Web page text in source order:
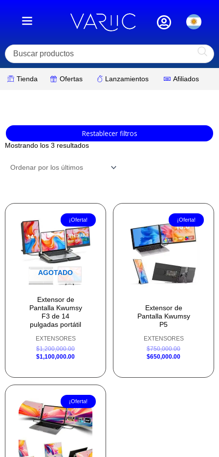
Tienda Ofertas Lanzamientos Afiliados
Restablecer filtros
Mostrando los 3 resultados
Ordenado
por
últimos
¡Oferta!
AGOTADO
Extensor de
Pantalla Kwumsy
F3 de 14
pulgadas portátil
EXTENSORES
$1,200,000.00
precio
original
era:
$1,200,000.00.
$1,100,000.00
precio
actual
es:
$1,100,000.00.
¡Oferta!
Extensor de
Pantalla Kwumsy
P5
EXTENSORES
$750,000.00
precio
original
era:
$750,000.00.
$650,000.00
precio
actual
es:
$650,000.00.
¡Oferta!
precio
original
era:
$1,200,000.00.
precio
actual
es:
$1,100,000.00.